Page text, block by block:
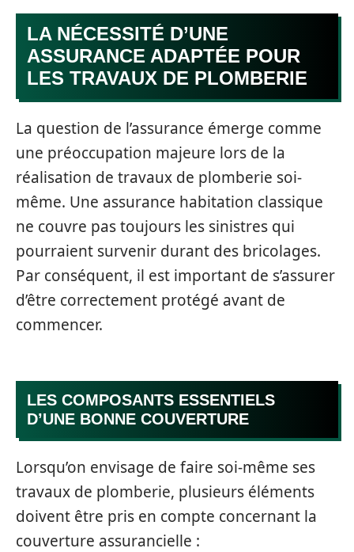
LA NÉCESSITÉ D’UNE
ASSURANCE ADAPTÉE POUR
LES TRAVAUX DE PLOMBERIE
La question de l’assurance émerge comme
une préoccupation majeure lors de la
réalisation de travaux de plomberie soi-
même. Une assurance habitation classique
ne couvre pas toujours les sinistres qui
pourraient survenir durant des bricolages.
Par conséquent, il est important de s’assurer
d’être correctement protégé avant de
commencer.
LES COMPOSANTS ESSENTIELS
D’UNE BONNE COUVERTURE
Lorsqu’on envisage de faire soi-même ses
travaux de plomberie, plusieurs éléments
doivent être pris en compte concernant la
couverture assurancielle :